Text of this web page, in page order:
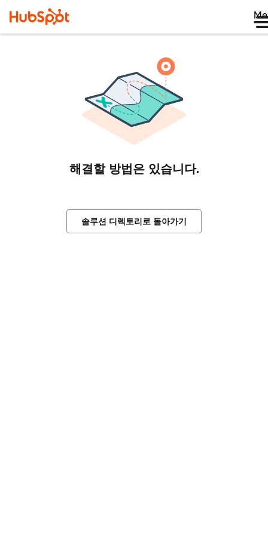
해결할 방법은 있습니다.
솔루션 디렉토리로 돌아가기